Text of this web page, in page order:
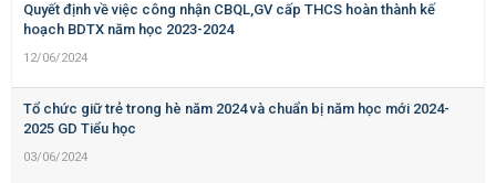
Quyết định về việc công nhận CBQL,GV cấp THCS hoàn thành kế
hoạch BDTX năm học 2023-2024
12/06/2024
Tổ chức giữ trẻ trong hè năm 2024 và chuẩn bị năm học mới 2024-
2025 GD Tiểu học
03/06/2024